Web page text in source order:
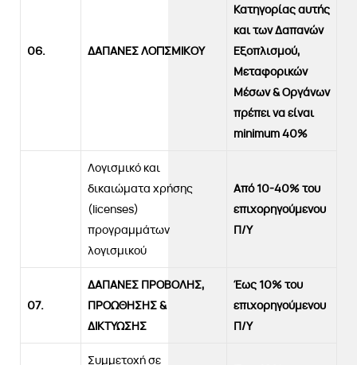
06. ΔΑΠΑΝΕΣ ΛΟΓΙΣΜΙΚΟΥ
Κατηγορίας αυτής
και των Δαπανών
Εξοπλισμού,
Μεταφορικών
Μέσων & Οργάνων
πρέπει να είναι
minimum40%
Λογισμικό και
δικαιώματα χρήσης
(licenses)
προγραμμάτων
λογισμικού
Από 10-40% του
επιχορηγούμενου
Π/Υ
07.
ΔΑΠΑΝΕΣ ΠΡΟΒΟΛΗΣ,
ΠΡΟΩΘΗΣΗΣ &
ΔΙΚΤΥΩΣΗΣ
Έως 10% του
επιχορηγούμενου
Π/Υ
Συμμετοχή σε